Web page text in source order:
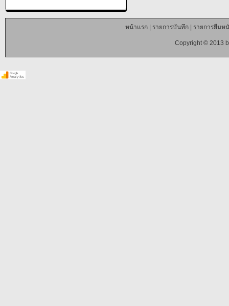
หน้าแรก| รายการบันทึก| รายการยืมห
Copyright © 2013